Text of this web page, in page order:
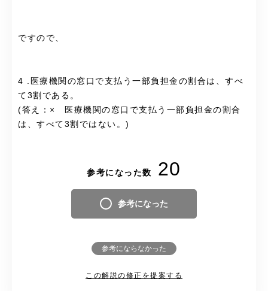
ですので、
4 .医療機関の窓口で支払う一部負担金の割合は、すべ
て3割である。
(答え：× 医療機関の窓口で支払う一部負担金の割合
は、すべて3割ではない。)
参考になった数 20
参考になった
参考にならなかった
この解説の修正を提案する